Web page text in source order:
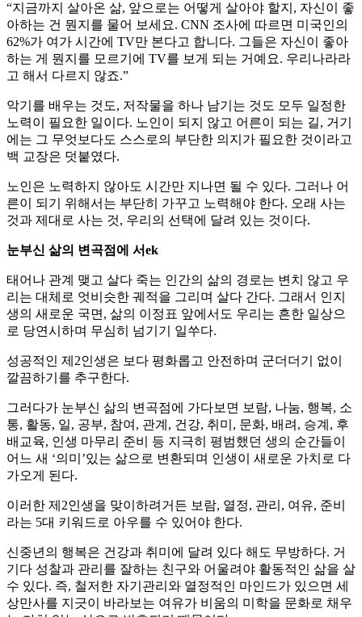
“지금까지 살아온 삶, 앞으로는 어떻게 살아야 할지, 자신이 좋
아하는 건 뭔지를 물어 보세요. CNN 조사에 따르면 미국인의
62%가 여가 시간에 TV만 본다고 합니다. 그들은 자신이 좋아
하는 게 뭔지를 모르기에 TV를 보게 되는 거예요. 우리나라라
고 해서 다르지 않죠.”
악기를 배우는 것도, 저작물을 하나 남기는 것도 모두 일정한
노력이 필요한 일이다. 노인이 되지 않고 어른이 되는 길, 거기
에는 그 무엇보다도 스스로의 부단한 의지가 필요한 것이라고
백 교장은 덧붙였다.
노인은 노력하지 않아도 시간만 지나면 될 수 있다. 그러나 어
른이 되기 위해서는 부단히 가꾸고 노력해야 한다. 오래 사는
것과 제대로 사는 것, 우리의 선택에 달려 있는 것이다.
눈부신 삶의 변곡점에 서ek
태어나 관계 맺고 살다 죽는 인간의 삶의 경로는 변치 않고 우
리는 대체로 엇비슷한 궤적을 그리며 살다 간다. 그래서 인지
생의 새로운 국면, 삶의 이정표 앞에서도 우리는 흔한 일상으
로 당연시하며 무심히 넘기기 일쑤다.
성공적인 제2인생은 보다 평화롭고 안전하며 군더더기 없이
깔끔하기를 추구한다.
그러다가 눈부신 삶의 변곡점에 가다보면 보람, 나눔, 행복, 소
통, 활동, 일, 공부, 참여, 관계, 건강, 취미, 문화, 배려, 승계, 후
배교육, 인생 마무리 준비 등 지극히 평범했던 생의 순간들이
어느 새 ‘의미’있는 삶으로 변환되며 인생이 새로운 가치로 다
가오게 된다.
이러한 제2인생을 맞이하려거든 보람, 열정, 관리, 여유, 준비
라는 5대 키워드로 아우를 수 있어야 한다.
신중년의 행복은 건강과 취미에 달려 있다 해도 무방하다. 거
기다 성찰과 관리를 잘하는 친구와 어울려야 활동적인 삶을 살
수 있다. 즉, 철저한 자기관리와 열정적인 마인드가 있으면 세
상만사를 지긋이 바라보는 여유가 비움의 미학을 문화로 채우